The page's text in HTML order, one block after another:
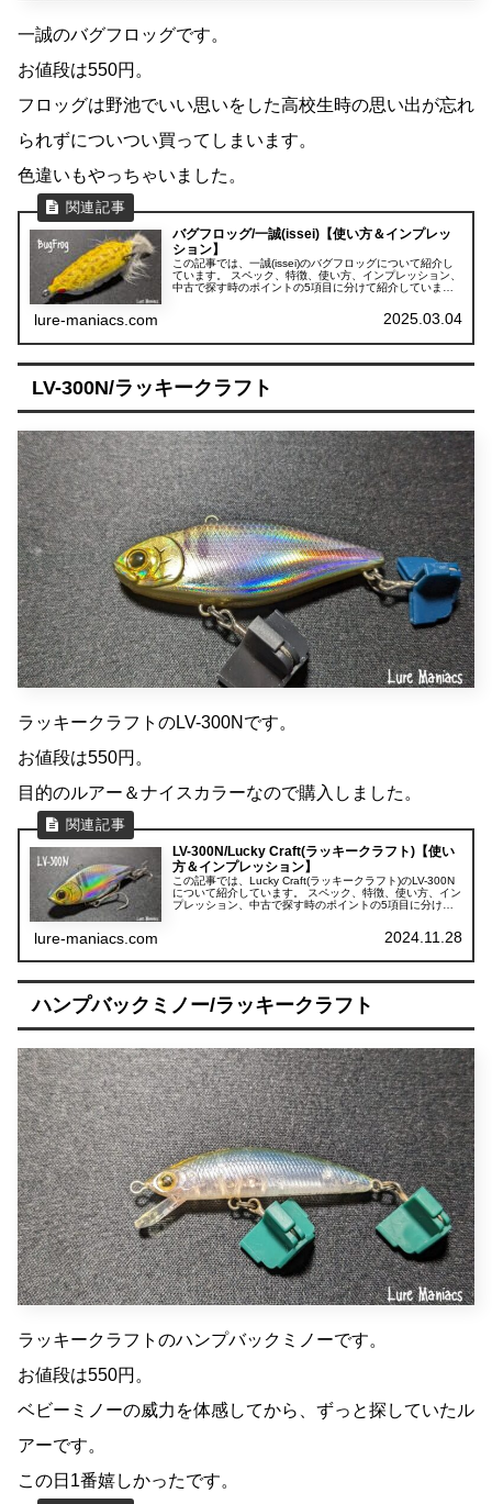
一誠のバグフロッグです。
お値段は550円。
フロッグは野池でいい思いをした高校生時の思い出が忘れ
られずについつい買ってしまいます。
色違いもやっちゃいました。
バグフロッグ/一誠(issei)【使い方＆インプレッ
ション】
この記事では、一誠(issei)のバグフロッグについて紹介し
ています。 スペック、特徴、使い方、インプレッション、
中古で探す時のポイントの5項目に分けて紹介していま
lure-maniacs.com 2025.03.04
LV-300N/ラッキークラフト
ラッキークラフトのLV-300Nです。
お値段は550円。
目的のルアー＆ナイスカラーなので購入しました。
LV-300N/Lucky Craft(ラッキークラフト)【使い
方＆インプレッション】
この記事では、Lucky Craft(ラッキークラフト)のLV-300N
について紹介しています。 スペック、特徴、使い方、イン
プレッション、中古で探す時のポイントの5項目に分けて
lure-maniacs.com 2024.11.28
ハンプバックミノー/ラッキークラフト
ラッキークラフトのハンプバックミノーです。
お値段は550円。
ベビーミノーの威力を体感してから、ずっと探していたル
アーです。
この日1番嬉しかったです。